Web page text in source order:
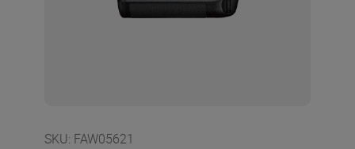
SKU: FAW05621